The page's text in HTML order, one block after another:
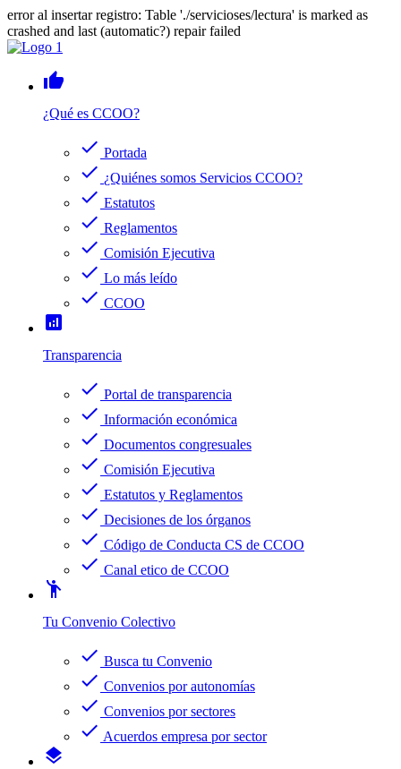
error al insertar registro: Table './servicioses/lectura' is marked as
crashed and last (automatic?) repair failed
thumb_up
¿Qué es CCOO?
check Portada
check ¿Quiénes somos Servicios CCOO?
check Estatutos
check Reglamentos
check Comisión Ejecutiva
check Lo más leído
check CCOO
analytics
Transparencia
check Portal de transparencia
check Información económica
check Documentos congresuales
check Comisión Ejecutiva
check Estatutos y Reglamentos
check Decisiones de los órganos
check Código de Conducta CS de CCOO
check Canal etico de CCOO
emoji_people
Tu Convenio Colectivo
check Busca tu Convenio
check Convenios por autonomías
check Convenios por sectores
check Acuerdos empresa por sector
layers